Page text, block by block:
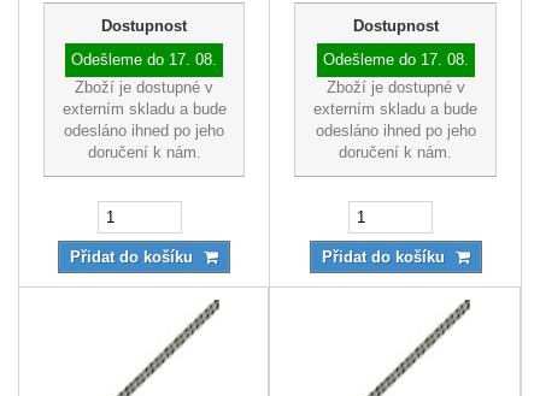
Dostupnost
Odešleme do 17. 08.
Zboží je dostupné v
externím skladu a bude
odesláno ihned po jeho
doručení k nám.
Přidat do košíku
Dostupnost
Odešleme do 17. 08.
Zboží je dostupné v
externím skladu a bude
odesláno ihned po jeho
doručení k nám.
Přidat do košíku